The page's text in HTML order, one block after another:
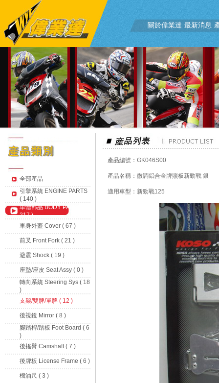
關於偉業達 最新消息
全部產品
引擎系統 ENGINE PARTS
( 140 )
車體部品 BODY PARTS (
217 )
車身外蓋 Cover ( 67 )
前叉 Front Fork ( 21 )
避震 Shock ( 19 )
座墊/座皮 Seat Assy ( 0 )
轉向系統 Steering Sys ( 18
)
支架/雙脾/單脾 ( 12 )
後視鏡 Mirror ( 8 )
腳踏桿/踏板 Foot Board ( 6
)
後搖臂 Camshaft ( 7 )
後牌板 License Frame ( 6 )
機油尺 ( 3 )
產品編號：GK046S00
產品名稱：微調鋁合金牌照板新勁戰 銀
適用車型：新勁戰125